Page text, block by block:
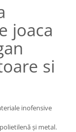
joaca
si
inofensive
și metal.